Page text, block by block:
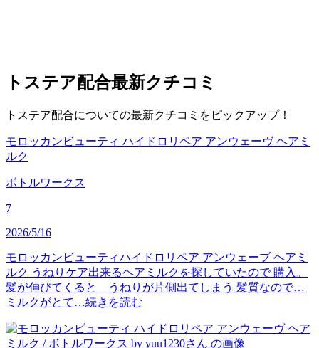
トステア配合最新クチコミ
トステア配合についての最新クチコミをピックアップ！
モロッカンビューティ ハイドロリペア アンウェーヴ ヘアミ
ルク
ボトルワークス
7
2026/5/16
モロッカンビューティハイドロリペア アンウェーブ ヘアミ
ルク うねりケア出来るヘアミルクを探していたので 購入。
髪が伸びてくると うねりが片側出てしまう 髪質なので…
ミルクがとて…続きを読む